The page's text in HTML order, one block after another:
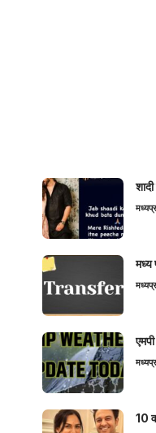
मध्य
10